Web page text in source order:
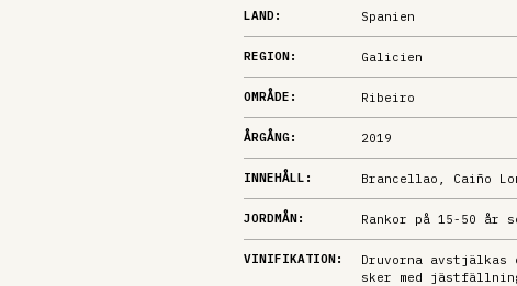
LAND: Spanien
REGION: Galicien
OMRÅDE: Ribeiro
ÅRGÅNG: 2019
INNEHÅLL: Brancellao, Caiño
JORDMÅN: Rankor på 15-50 år
VINIFIKATION:
Druvorna
sker med